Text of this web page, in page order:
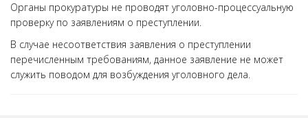
Органы прокуратуры не проводят уголовно-процессуальную
проверку по заявлениям о преступлении.
В случае несоответствия заявления о преступлении
перечисленным требованиям, данное заявление не может
служить поводом для возбуждения уголовного дела.